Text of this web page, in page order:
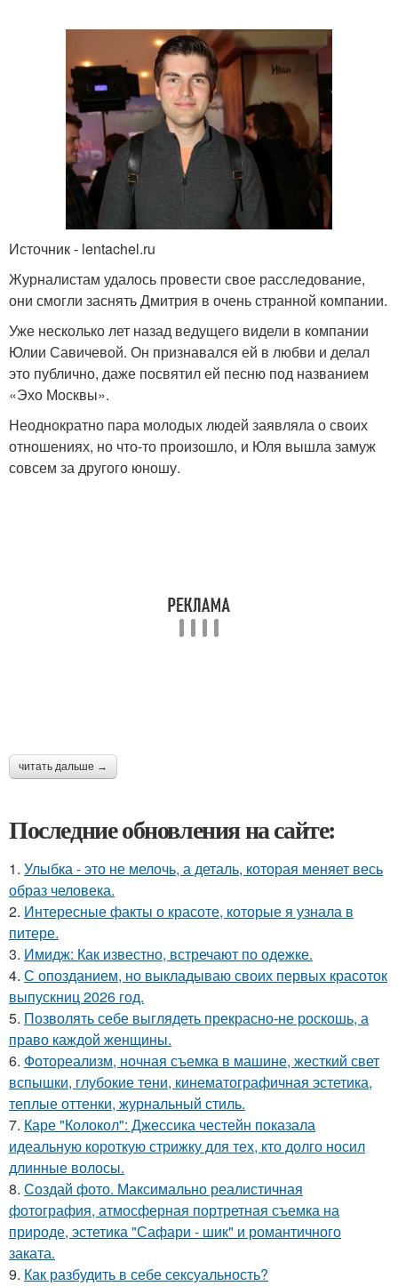
Источник - lentachel.ru
Журналистам удалось провести свое расследование,
они смогли заснять Дмитрия в очень странной компании.
Уже несколько лет назад ведущего видели в компании
Юлии Савичевой. Он признавался ей в любви и делал
это публично, даже посвятил ей песню под названием
«Эхо Москвы».
Неоднократно пара молодых людей заявляла о своих
отношениях, но что-то произошло, и Юля вышла замуж
совсем за другого юношу.
читать дальше →
Последние обновления на сайте:
1. Улыбка - это не мелочь, а деталь, которая меняет весь
образ человека.
2. Интересные факты о красоте, которые я узнала в
питере.
3. Имидж: Как известно, встречают по одежке.
4. С опозданием, но выкладываю своих первых красоток
выпускниц 2026 год.
5. Позволять себе выглядеть прекрасно-не роскошь, а
право каждой женщины.
6. Фотореализм, ночная съемка в машине, жесткий свет
вспышки, глубокие тени, кинематографичная эстетика,
теплые оттенки, журнальный стиль.
7. Каре "Колокол": Джессика честейн показала
идеальную короткую стрижку для тех, кто долго носил
длинные волосы.
8. Создай фото. Максимально реалистичная
фотография, атмосферная портретная съемка на
природе, эстетика "Сафари - шик" и романтичного
заката.
9. Как разбудить в себе сексуальность?